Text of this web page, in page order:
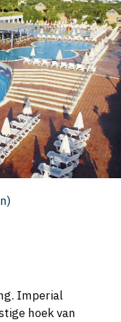
Imperial
hoek van